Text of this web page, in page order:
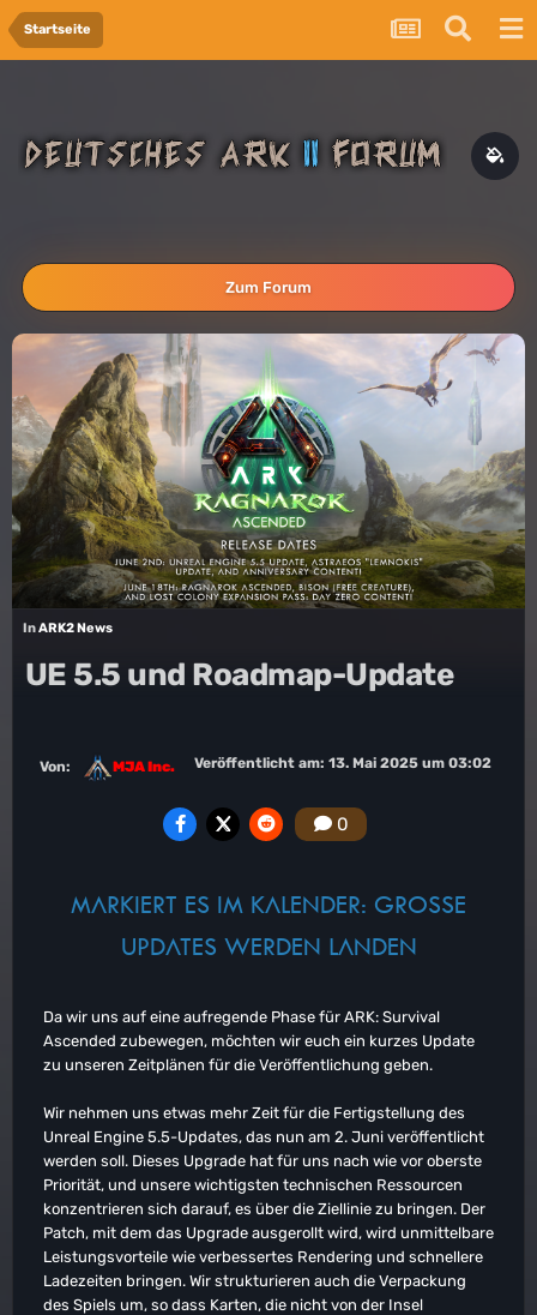
Startseite
Zum Forum
InARK2 News
UE 5.5 und Roadmap-Update
Von: MJA Inc. Veröffentlicht am: 13. Mai 2025 um 03:02
0
MARKIERT ES IM KALENDER: GROSSE
UPDATES WERDEN LANDEN
Da wir uns auf eine aufregende Phase für ARK: Survival
Ascended zubewegen, möchten wir euch ein kurzes Update
zu unseren Zeitplänen für die Veröffentlichung geben.
Wir nehmen uns etwas mehr Zeit für die Fertigstellung des
Unreal Engine 5.5-Updates, das nun am 2. Juni veröffentlicht
werden soll. Dieses Upgrade hat für uns nach wie vor oberste
Priorität, und unsere wichtigsten technischen Ressourcen
konzentrieren sich darauf, es über die Ziellinie zu bringen. Der
Patch, mit dem das Upgrade ausgerollt wird, wird unmittelbare
Leistungsvorteile wie verbessertes Rendering und schnellere
Ladezeiten bringen. Wir strukturieren auch die Verpackung
des Spiels um, so dass Karten, die nicht von der Insel